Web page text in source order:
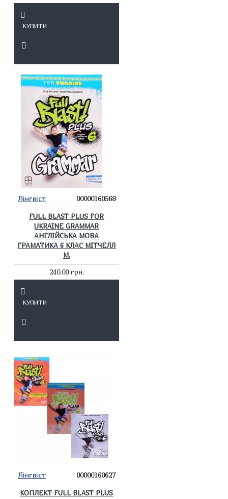
КУПИТИ
Лінгвіст 00000160568
FULL BLAST PLUS FOR
UKRAINE GRAMMAR
АНГЛІЙСЬКА МОВА
ГРАМАТИКА 6 КЛАС МІТЧЕЛЛ
М.
240.00 грн.
КУПИТИ
Лінгвіст 00000160627
КОПЛЕКТ FULL BLAST PLUS